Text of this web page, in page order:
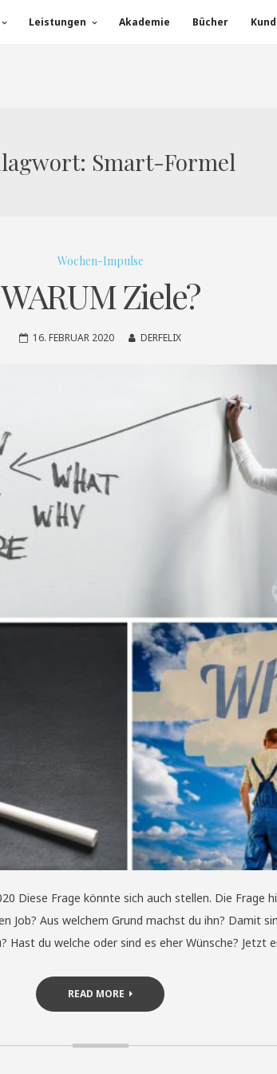
Leistungen Akademie Bücher
Smart-Formel
Wochen-Impulse
WARUM Ziele?
16. FEBRUAR 2020 DERFELIX
Diese Frage könnte sich auch stellen. Die Frage
Job? Aus welchem Grund machst du ihn? Damit
Hast du welche oder sind es eher Wünsche? Jetzt
READ MORE